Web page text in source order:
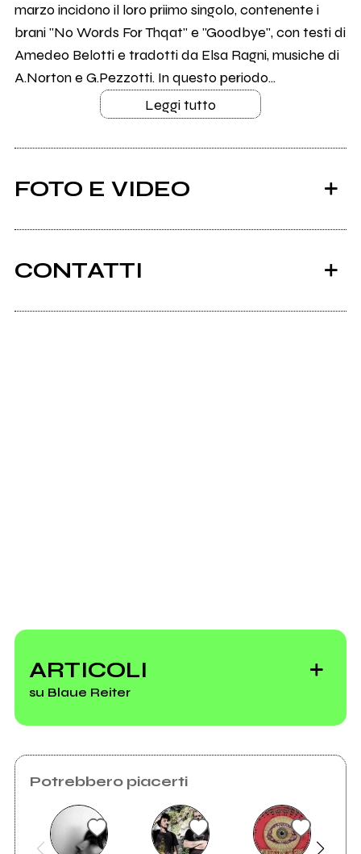
marzo incidono il loro priimo singolo, contenente i
brani "No Words For Thqat" e "Goodbye", con testi di
Amedeo Belotti e tradotti da Elsa Ragni, musiche di
A.Norton e G.Pezzotti. In questo periodo...
Leggi tutto
FOTO E VIDEO
CONTATTI
ARTICOLI
su Blaue Reiter
trasmessi da TV
lombarde
Potrebbero piacerti